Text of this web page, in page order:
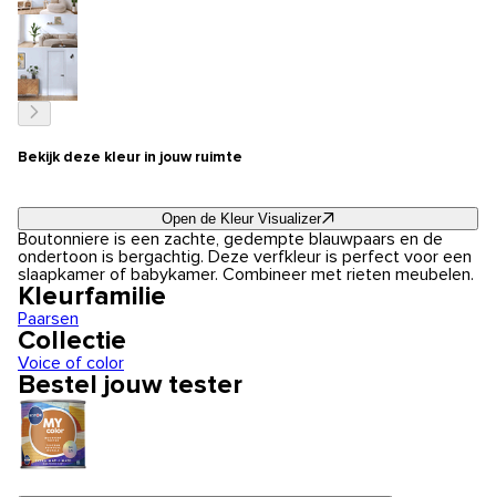
Bekijk deze kleur in jouw ruimte
Open de Kleur Visualizer
Boutonniere is een zachte, gedempte blauwpaars en de
ondertoon is bergachtig. Deze verfkleur is perfect voor een
slaapkamer of babykamer. Combineer met rieten meubelen.
Kleurfamilie
Paarsen
Collectie
Voice of color
Bestel jouw tester